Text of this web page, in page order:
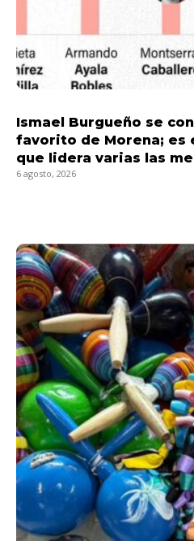
Ismael Burgueño se
favorito de Morena; es
que lidera varias las
6 agosto, 2026